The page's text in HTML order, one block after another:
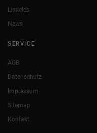
Listicles
News
SERVICE
AGB
Datenschutz
Impressum
Sitemap
Kontakt